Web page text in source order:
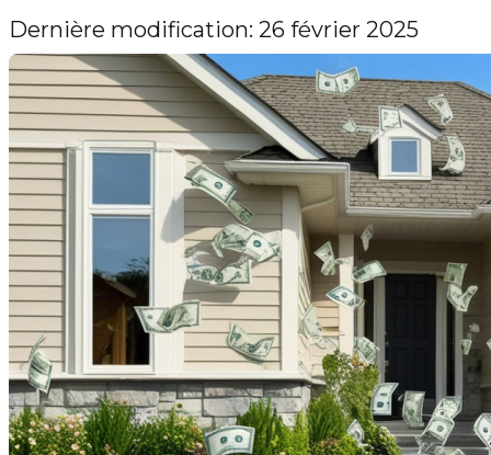
Dernière modification: 26 février 2025